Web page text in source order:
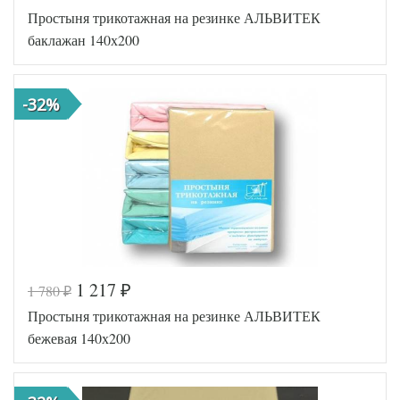
Артикул
AL200092
5564630
Размер
простыни
140х200
резинке)
Производитель
АльВиТек
(Россия)
Код товара
516-450
Артикул
AL200092
5553757
Размер
простыни
140х200
(на
Простыня трикотажная на резинке АЛЬВИТЕК
баклажан 140х200
-32%
1 780₽ 1 217 ₽
Простыня трикотажная на резинке АЛЬВИТЕК
бежевая 140х200